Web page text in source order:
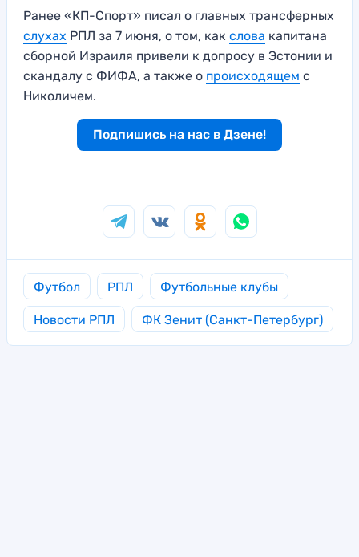
Ранее «КП-Спорт» писал о главных трансферных
слухах РПЛ за 7 июня, о том, как слова капитана
сборной Израиля привели к допросу в Эстонии и
скандалу с ФИФА, а также о происходящем с
Николичем.
Подпишись на нас в Дзене!
Футбол РПЛ Футбольные клубы
Новости РПЛ ФК Зенит (Санкт-Петербург)